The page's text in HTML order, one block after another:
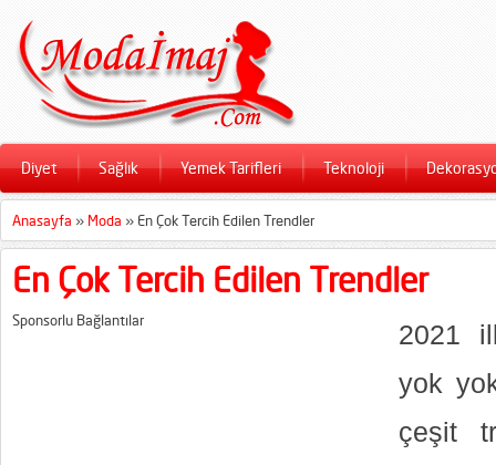
Diyet Sağlık Yemek Tarifleri Teknoloji
Anasayfa » Moda » En Çok Tercih Edilen Trendler
En Çok Tercih Edilen Trendler
Sponsorlu Bağlantılar
2021
yok
çeşit